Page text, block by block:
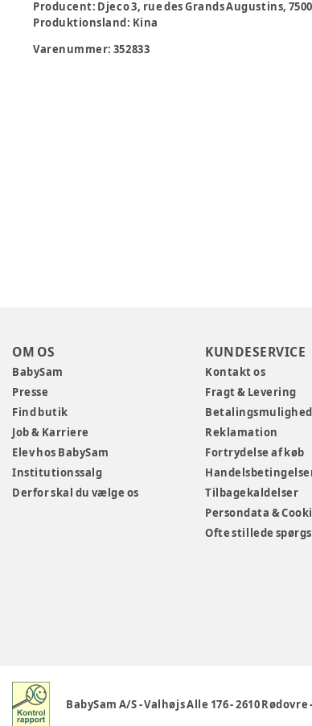
Producent: Djeco 3, rue des Grands Augustins,
Produktionsland: Kina
Varenummer: 352833
OM OS
BabySam
Presse
Find butik
Job & Karriere
Elev hos BabySam
Institutionssalg
Derfor skal du vælge os
KUNDESERVICE
Kontakt os
Fragt & Levering
Reklamation
Fortrydelse af køb
Tilbagekaldelser
Persondata &
Ofte stillede
BabySam A/S-Valhøjs Alle 176-2610 Rødovre